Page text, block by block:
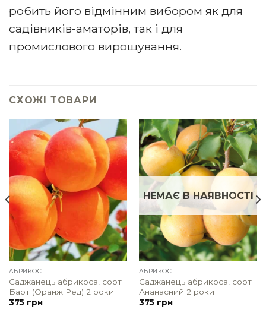
робить його відмінним вибором як для
садівників-аматорів, так і для
промислового вирощування.
СХОЖІ ТОВАРИ
АБРИКОС
Саджанець абрикоса, сорт
Барт (Оранж Ред) 2 роки
375 грн
НЕМАЄ В НАЯВНОСТІ
АБРИКОС
Саджанець абрикоса, сорт
Ананасний 2 роки
375 грн